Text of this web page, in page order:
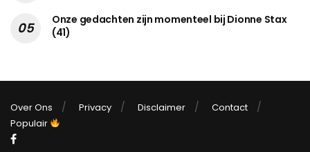
Onze gedachten zijn momenteel bij Dionne Stax
(41)
Over Ons Privacy Disclaimer
Contact
Populair